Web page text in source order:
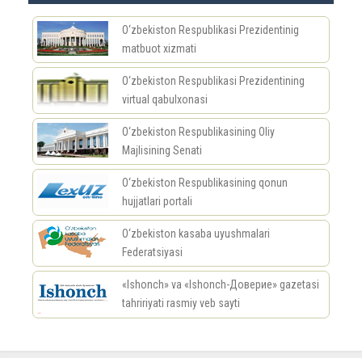
O‘zbekiston Respublikasi Prezidentinig
matbuot xizmati
O‘zbekiston Respublikasi Prezidentining
virtual qabulxonasi
O‘zbekiston Respublikasining Oliy
Majlisining Senati
O‘zbekiston Respublikasining qonun
hujjatlari portali
O‘zbekiston kasaba uyushmalari
Federatsiyasi
«Ishonch» va «Ishonch-Доверие» gazetasi
tahririyati rasmiy veb sayti